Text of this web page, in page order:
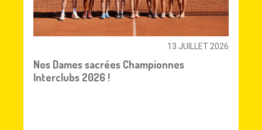
13 JUILLET 2026
Nos Dames sacrées Championnes
Interclubs 2026 !